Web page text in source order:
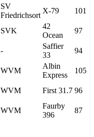
SV
Friedrichsort
X-79 101
SVK
42
Ocean
97
-
Saffier
33
94
WVM
Albin
Express
105
WVM First 31.7 96
WVM
Faurby
396
87